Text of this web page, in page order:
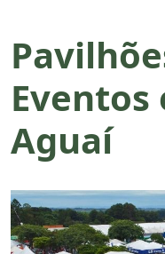
Eventos
Aguaí